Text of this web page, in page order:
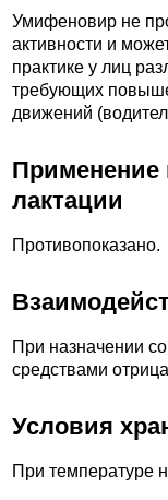
Умифеновир не
активности и
практике у лиц
требующих
движений
Применение
лактации
Противопоказано.
При назначении
средствами
Условия
При температуре